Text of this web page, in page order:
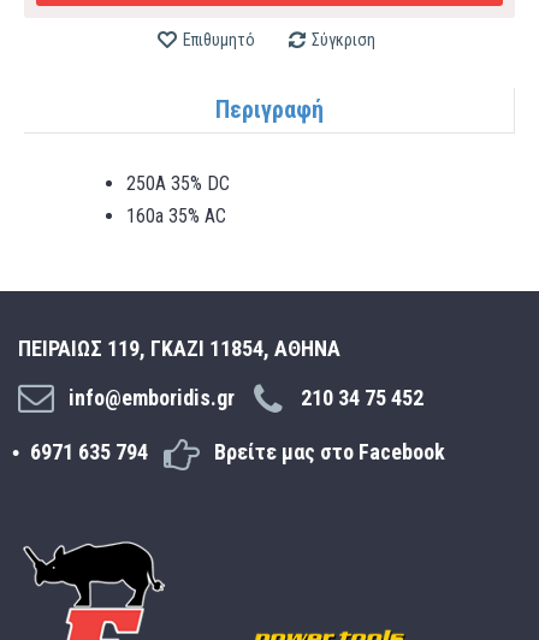
Επιθυμητό Σύγκριση
Περιγραφή
250A 35% DC
160a 35% AC
ΠΕΙΡΑΙΩΣ 119, ΓΚΑΖΙ 11854, ΑΘΗΝΑ
info@emboridis.gr
210 34 75 452
6971 635 794 Βρείτε μας στο Facebook